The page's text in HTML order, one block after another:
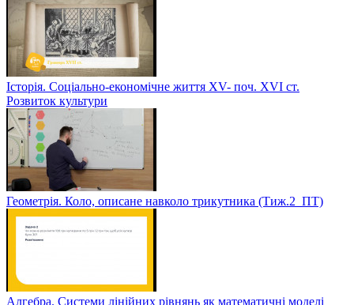
Історія. Соціально-економічне життя XV- поч. XVI ст.
Розвиток культури
Геометрія. Коло, описане навколо трикутника (Тиж.2_ПТ)
Алгебра. Системи лінійних рівнянь як математичні моделі